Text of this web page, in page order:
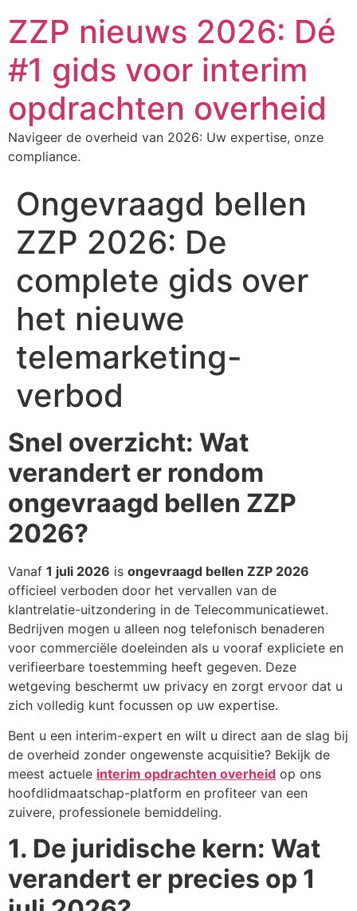
ZZP nieuws 2026: Dé
#1 gids voor interim
opdrachten overheid
Navigeer de overheid van 2026: Uw expertise, onze
compliance.
Ongevraagd bellen
ZZP 2026: De
complete gids over
het nieuwe
telemarketing-
verbod
Snel overzicht: Wat
verandert er rondom
ongevraagd bellen ZZP
2026?
Vanaf 1 juli 2026 is ongevraagd bellen ZZP 2026
officieel verboden door het vervallen van de
klantrelatie-uitzondering in de Telecommunicatiewet.
Bedrijven mogen u alleen nog telefonisch benaderen
voor commerciële doeleinden als u vooraf expliciete en
verifieerbare toestemming heeft gegeven. Deze
wetgeving beschermt uw privacy en zorgt ervoor dat u
zich volledig kunt focussen op uw expertise.
Bent u een interim-expert en wilt u direct aan de slag bij
de overheid zonder ongewenste acquisitie? Bekijk de
meest actuele interim opdrachten overheid op ons
hoofdlidmaatschap-platform en profiteer van een
zuivere, professionele bemiddeling.
1. De juridische kern: Wat
verandert er precies op 1